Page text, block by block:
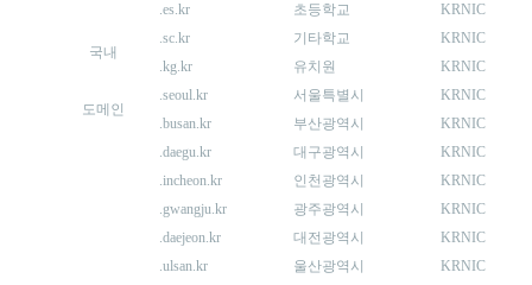
국내
도메인
.es.kr
초등학교
KRNIC
.sc.kr
기타학교
KRNIC
.kg.kr
유치원
KRNIC
.seoul.kr
서울특별시
KRNIC
.busan.kr
부산광역시
KRNIC
.daegu.kr
대구광역시
KRNIC
.incheon.kr
인천광역시
KRNIC
.gwangju.kr
광주광역시
KRNIC
.daejeon.kr
대전광역시
KRNIC
.ulsan.kr
울산광역시
KRNIC